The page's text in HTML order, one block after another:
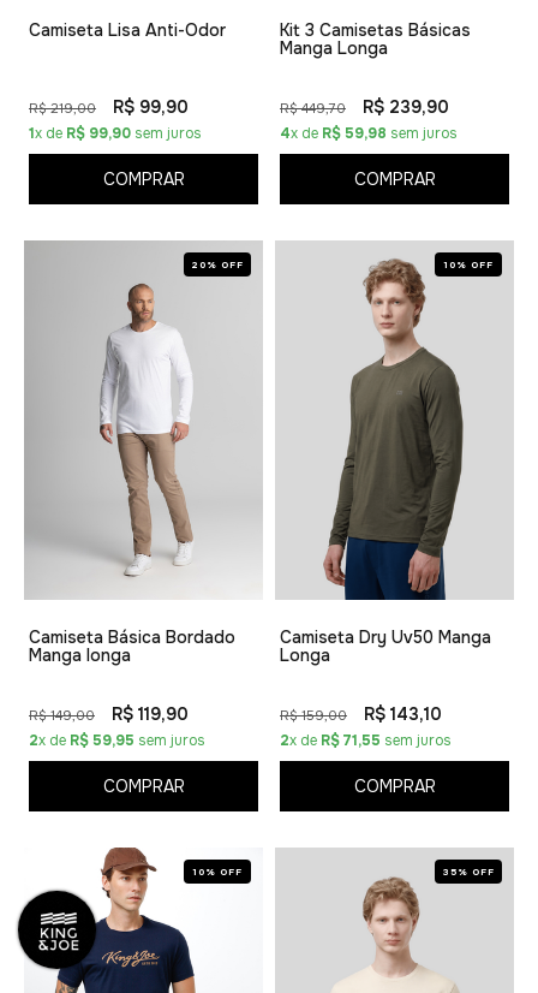
Camiseta Lisa Anti-Odor
R$ 219,00 R$ 99,90
1x de R$ 99,90 sem juros
COMPRAR
Kit 3 Camisetas Básicas
Manga Longa
R$ 449,70 R$ 239,90
4x de R$ 59,98 sem juros
COMPRAR
20% OFF
Camiseta Básica Bordado
Manga longa
R$ 149,00 R$ 119,90
2x de R$ 59,95 sem juros
COMPRAR
10% OFF
Camiseta Dry Uv50 Manga
Longa
R$ 159,00 R$ 143,10
2x de R$ 71,55 sem juros
COMPRAR
10% OFF 35% OFF